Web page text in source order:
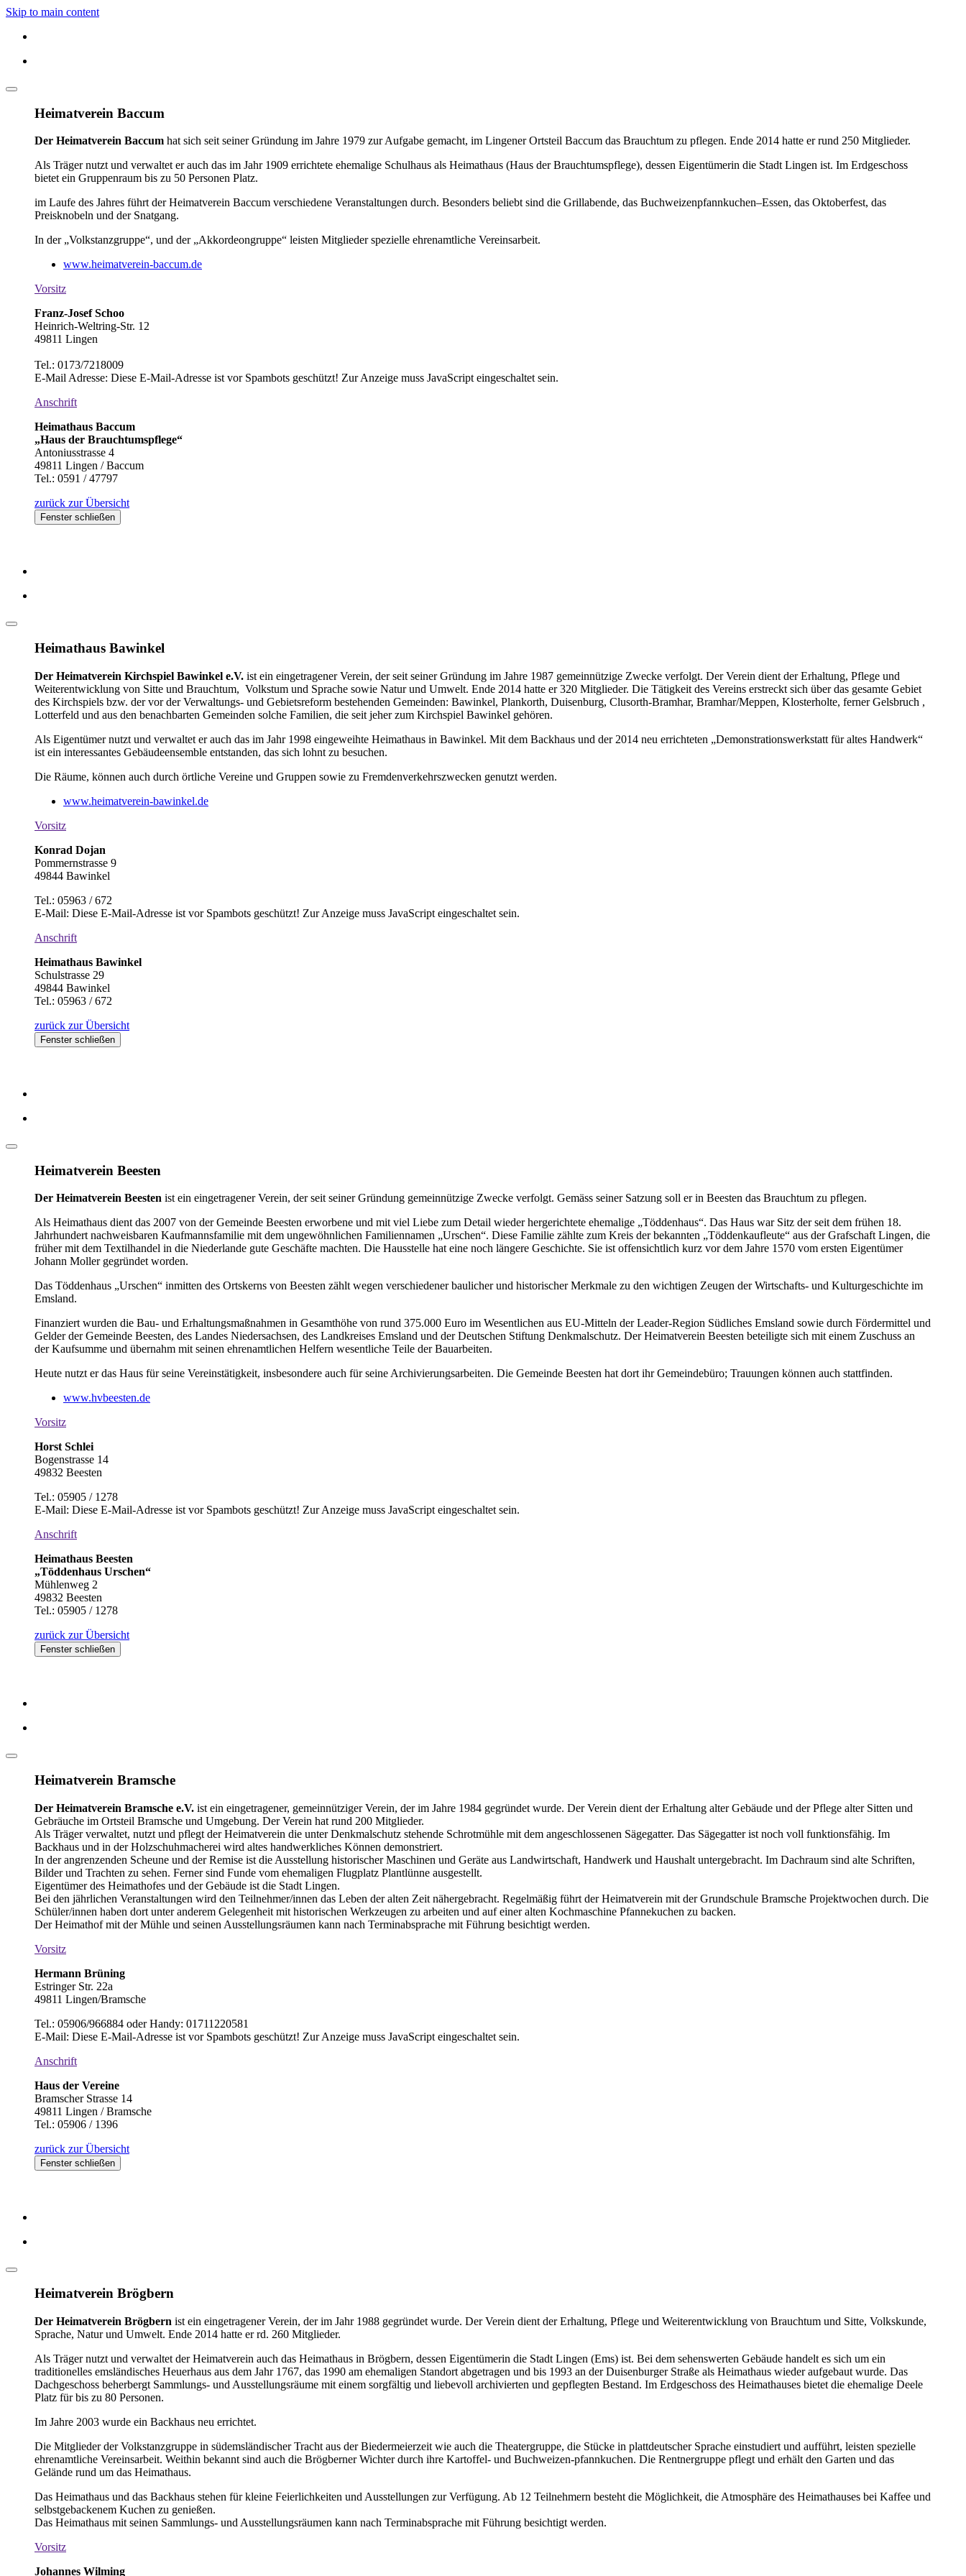
Skip to main content
Heimatverein Baccum
Der Heimatverein Baccum hat sich seit seiner Gründung im Jahre 1979 zur Aufgabe gemacht, im Lingener Ortsteil Baccum das Brauchtum zu pflegen. Ende 2014 hatte er rund 250 Mitglieder.
Als Träger nutzt und verwaltet er auch das im Jahr 1909 errichtete ehemalige Schulhaus als Heimathaus (Haus der Brauchtumspflege), dessen Eigentümerin die Stadt Lingen ist. Im Erdgeschoss
bietet ein Gruppenraum bis zu 50 Personen Platz.
im Laufe des Jahres führt der Heimatverein Baccum verschiedene Veranstaltungen durch. Besonders beliebt sind die Grillabende, das Buchweizenpfannkuchen–Essen, das Oktoberfest, das
Preisknobeln und der Snatgang.
In der „Volkstanzgruppe“, und der „Akkordeongruppe“ leisten Mitglieder spezielle ehrenamtliche Vereinsarbeit.
www.heimatverein-baccum.de
Vorsitz
Franz-Josef Schoo
Heinrich-Weltring-Str. 12
49811 Lingen
Tel.: 0173/7218009
E-Mail Adresse: Diese E-Mail-Adresse ist vor Spambots geschützt! Zur Anzeige muss JavaScript eingeschaltet sein.
Anschrift
Heimathaus Baccum
„Haus der Brauchtumspflege“
Antoniusstrasse 4
49811 Lingen / Baccum
Tel.: 0591 / 47797
zurück zur Übersicht
Fenster schließen
Heimathaus Bawinkel
Der Heimatverein Kirchspiel Bawinkel e.V. ist ein eingetragener Verein, der seit seiner Gründung im Jahre 1987 gemeinnützige Zwecke verfolgt. Der Verein dient der Erhaltung, Pflege und
Weiterentwicklung von Sitte und Brauchtum, Volkstum und Sprache sowie Natur und Umwelt. Ende 2014 hatte er 320 Mitglieder. Die Tätigkeit des Vereins erstreckt sich über das gesamte Gebiet
des Kirchspiels bzw. der vor der Verwaltungs- und Gebietsreform bestehenden Gemeinden: Bawinkel, Plankorth, Duisenburg, Clusorth-Bramhar, Bramhar/Meppen, Klosterholte, ferner Gelsbruch ,
Lotterfeld und aus den benachbarten Gemeinden solche Familien, die seit jeher zum Kirchspiel Bawinkel gehören.
Als Eigentümer nutzt und verwaltet er auch das im Jahr 1998 eingeweihte Heimathaus in Bawinkel. Mit dem Backhaus und der 2014 neu errichteten „Demonstrationswerkstatt für altes Handwerk“
ist ein interessantes Gebäudeensemble entstanden, das sich lohnt zu besuchen.
Die Räume, können auch durch örtliche Vereine und Gruppen sowie zu Fremdenverkehrszwecken genutzt werden.
www.heimatverein-bawinkel.de
Vorsitz
Konrad Dojan
Pommernstrasse 9
49844 Bawinkel
Tel.: 05963 / 672
E-Mail: Diese E-Mail-Adresse ist vor Spambots geschützt! Zur Anzeige muss JavaScript eingeschaltet sein.
Anschrift
Heimathaus Bawinkel
Schulstrasse 29
49844 Bawinkel
Tel.: 05963 / 672
zurück zur Übersicht
Fenster schließen
Heimatverein Beesten
Der Heimatverein Beesten ist ein eingetragener Verein, der seit seiner Gründung gemeinnützige Zwecke verfolgt. Gemäss seiner Satzung soll er in Beesten das Brauchtum zu pflegen.
Als Heimathaus dient das 2007 von der Gemeinde Beesten erworbene und mit viel Liebe zum Detail wieder hergerichtete ehemalige „Töddenhaus“. Das Haus war Sitz der seit dem frühen 18.
Jahrhundert nachweisbaren Kaufmannsfamilie mit dem ungewöhnlichen Familiennamen „Urschen“. Diese Familie zählte zum Kreis der bekannten „Töddenkaufleute“ aus der Grafschaft Lingen, die
früher mit dem Textilhandel in die Niederlande gute Geschäfte machten. Die Hausstelle hat eine noch längere Geschichte. Sie ist offensichtlich kurz vor dem Jahre 1570 vom ersten Eigentümer
Johann Moller gegründet worden.
Das Töddenhaus „Urschen“ inmitten des Ortskerns von Beesten zählt wegen verschiedener baulicher und historischer Merkmale zu den wichtigen Zeugen der Wirtschafts- und Kulturgeschichte im
Emsland.
Finanziert wurden die Bau- und Erhaltungsmaßnahmen in Gesamthöhe von rund 375.000 Euro im Wesentlichen aus EU-Mitteln der Leader-Region Südliches Emsland sowie durch Fördermittel und
Gelder der Gemeinde Beesten, des Landes Niedersachsen, des Landkreises Emsland und der Deutschen Stiftung Denkmalschutz. Der Heimatverein Beesten beteiligte sich mit einem Zuschuss an
der Kaufsumme und übernahm mit seinen ehrenamtlichen Helfern wesentliche Teile der Bauarbeiten.
Heute nutzt er das Haus für seine Vereinstätigkeit, insbesondere auch für seine Archivierungsarbeiten. Die Gemeinde Beesten hat dort ihr Gemeindebüro; Trauungen können auch stattfinden.
www.hvbeesten.de
Vorsitz
Horst Schlei
Bogenstrasse 14
49832 Beesten
Tel.: 05905 / 1278
E-Mail: Diese E-Mail-Adresse ist vor Spambots geschützt! Zur Anzeige muss JavaScript eingeschaltet sein.
Anschrift
Heimathaus Beesten
„Töddenhaus Urschen“
Mühlenweg 2
49832 Beesten
Tel.: 05905 / 1278
zurück zur Übersicht
Fenster schließen
Heimatverein Bramsche
Der Heimatverein Bramsche e.V. ist ein eingetragener, gemeinnütziger Verein, der im Jahre 1984 gegründet wurde. Der Verein dient der Erhaltung alter Gebäude und der Pflege alter Sitten und
Gebräuche im Ortsteil Bramsche und Umgebung. Der Verein hat rund 200 Mitglieder.
Als Träger verwaltet, nutzt und pflegt der Heimatverein die unter Denkmalschutz stehende Schrotmühle mit dem angeschlossenen Sägegatter. Das Sägegatter ist noch voll funktionsfähig. Im
Backhaus und in der Holzschuhmacherei wird altes handwerkliches Können demonstriert.
In der angrenzenden Scheune und der Remise ist die Ausstellung historischer Maschinen und Geräte aus Landwirtschaft, Handwerk und Haushalt untergebracht. Im Dachraum sind alte Schriften,
Bilder und Trachten zu sehen. Ferner sind Funde vom ehemaligen Flugplatz Plantlünne ausgestellt.
Eigentümer des Heimathofes und der Gebäude ist die Stadt Lingen.
Bei den jährlichen Veranstaltungen wird den Teilnehmer/innen das Leben der alten Zeit nähergebracht. Regelmäßig führt der Heimatverein mit der Grundschule Bramsche Projektwochen durch. Die
Schüler/innen haben dort unter anderem Gelegenheit mit historischen Werkzeugen zu arbeiten und auf einer alten Kochmaschine Pfannekuchen zu backen.
Der Heimathof mit der Mühle und seinen Ausstellungsräumen kann nach Terminabsprache mit Führung besichtigt werden.
Vorsitz
Hermann Brüning
Estringer Str. 22a
49811 Lingen/Bramsche
Tel.: 05906/966884 oder Handy: 01711220581
E-Mail: Diese E-Mail-Adresse ist vor Spambots geschützt! Zur Anzeige muss JavaScript eingeschaltet sein.
Anschrift
Haus der Vereine
Bramscher Strasse 14
49811 Lingen / Bramsche
Tel.: 05906 / 1396
zurück zur Übersicht
Fenster schließen
Heimatverein Brögbern
Der Heimatverein Brögbern ist ein eingetragener Verein, der im Jahr 1988 gegründet wurde. Der Verein dient der Erhaltung, Pflege und Weiterentwicklung von Brauchtum und Sitte, Volkskunde,
Sprache, Natur und Umwelt. Ende 2014 hatte er rd. 260 Mitglieder.
Als Träger nutzt und verwaltet der Heimatverein auch das Heimathaus in Brögbern, dessen Eigentümerin die Stadt Lingen (Ems) ist. Bei dem sehenswerten Gebäude handelt es sich um ein
traditionelles emsländisches Heuerhaus aus dem Jahr 1767, das 1990 am ehemaligen Standort abgetragen und bis 1993 an der Duisenburger Straße als Heimathaus wieder aufgebaut wurde. Das
Dachgeschoss beherbergt Sammlungs- und Ausstellungsräume mit einem sorgfältig und liebevoll archivierten und gepflegten Bestand. Im Erdgeschoss des Heimathauses bietet die ehemalige Deele
Platz für bis zu 80 Personen.
Im Jahre 2003 wurde ein Backhaus neu errichtet.
Die Mitglieder der Volkstanzgruppe in südemsländischer Tracht aus der Biedermeierzeit wie auch die Theatergruppe, die Stücke in plattdeutscher Sprache einstudiert und aufführt, leisten spezielle
ehrenamtliche Vereinsarbeit. Weithin bekannt sind auch die Brögberner Wichter durch ihre Kartoffel- und Buchweizen-pfannkuchen. Die Rentnergruppe pflegt und erhält den Garten und das
Gelände rund um das Heimathaus.
Das Heimathaus und das Backhaus stehen für kleine Feierlichkeiten und Ausstellungen zur Verfügung. Ab 12 Teilnehmern besteht die Möglichkeit, die Atmosphäre des Heimathauses bei Kaffee und
selbstgebackenem Kuchen zu genießen.
Das Heimathaus mit seinen Sammlungs- und Ausstellungsräumen kann nach Terminabsprache mit Führung besichtigt werden.
Vorsitz
Johannes Wilming